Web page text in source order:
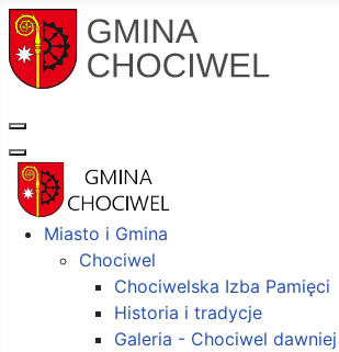
Miasto i Gmina
Chociwel
Chociwelska Izba Pamięci
Historia i tradycje
Galeria - Chociwel dawniej